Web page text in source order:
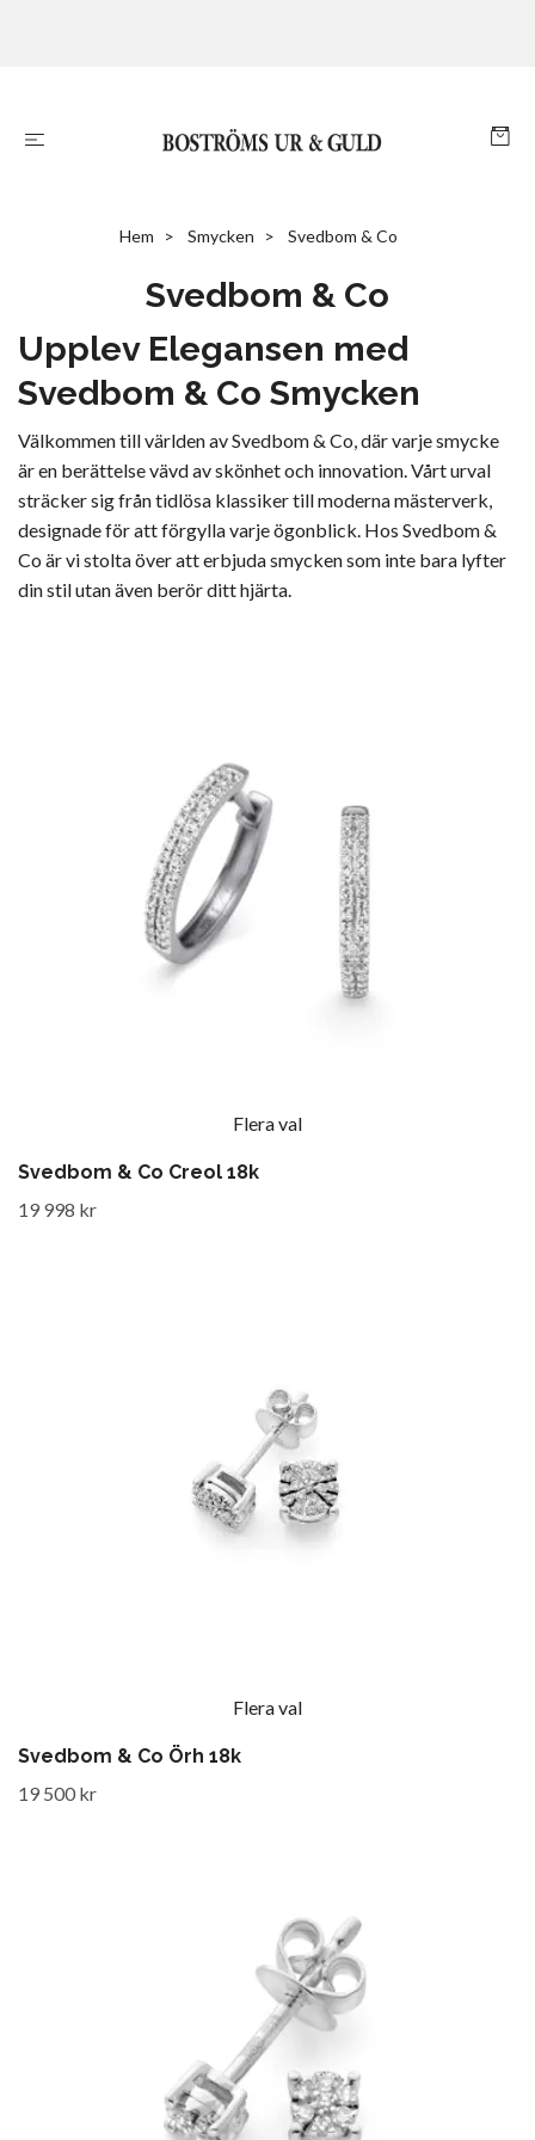
Hem Smycken Svedbom & Co
Svedbom & Co
Upplev Elegansen med
Svedbom & Co Smycken
Välkommen till världen av Svedbom & Co, där varje smycke
är en berättelse vävd av skönhet och innovation. Vårt urval
sträcker sig från tidlösa klassiker till moderna mästerverk,
designade för att förgylla varje ögonblick. Hos Svedbom &
Co är vi stolta över att erbjuda smycken som inte bara lyfter
din stil utan även berör ditt hjärta.
Flera val
Svedbom & Co Creol 18k
19 998 kr
Flera val
Svedbom & Co Örh 18k
19 500 kr